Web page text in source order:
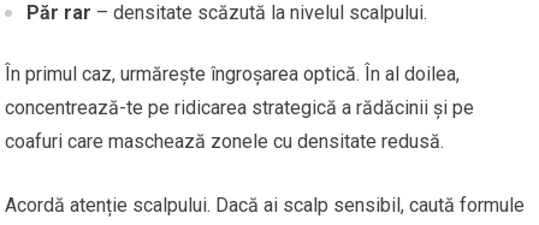
Păr rar – densitate scăzută la nivelul scalpului.
În primul caz, urmărește îngroșarea optică. În al doilea,
concentrează-te pe ridicarea strategică a rădăcinii și pe
coafuri care maschează zonele cu densitate redusă.
Acordă atenție scalpului. Dacă ai scalp sensibil, caută formule